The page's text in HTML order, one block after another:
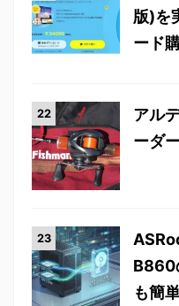
版)を
ード
アル
ーダ
B860
も簡